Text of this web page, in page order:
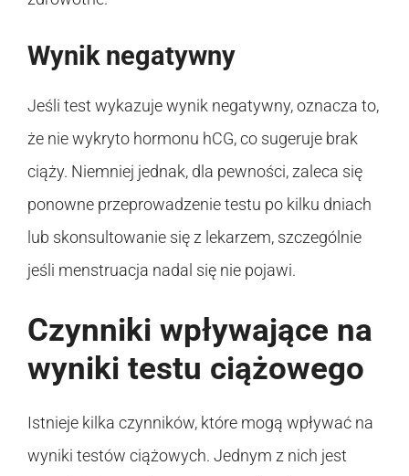
Wynik negatywny
Jeśli test wykazuje wynik negatywny, oznacza to,
że nie wykryto hormonu hCG, co sugeruje brak
ciąży. Niemniej jednak, dla pewności, zaleca się
ponowne przeprowadzenie testu po kilku dniach
lub skonsultowanie się z lekarzem, szczególnie
jeśli menstruacja nadal się nie pojawi.
Czynniki wpływające na
wyniki testu ciążowego
Istnieje kilka czynników, które mogą wpływać na
wyniki testów ciążowych. Jednym z nich jest